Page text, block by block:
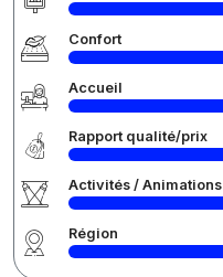
Confort
Accueil
Rapport qualité/prix
Activités / Animations
Région